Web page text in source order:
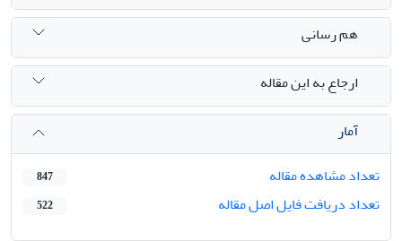
هم رسانی
ارجاع به این مقاله
آمار
تعداد مشاهده مقاله
847
تعداد دریافت فایل اصل مقاله 522